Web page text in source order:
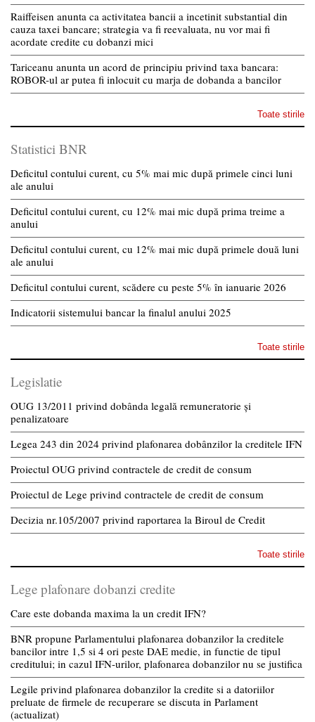
Raiffeisen anunta ca activitatea bancii a incetinit substantial din
cauza taxei bancare; strategia va fi reevaluata, nu vor mai fi
acordate credite cu dobanzi mici
Tariceanu anunta un acord de principiu privind taxa bancara:
ROBOR-ul ar putea fi inlocuit cu marja de dobanda a bancilor
Toate stirile
Statistici BNR
Deficitul contului curent, cu 5% mai mic după primele cinci luni
ale anului
Deficitul contului curent, cu 12% mai mic după prima treime a
anului
Deficitul contului curent, cu 12% mai mic după primele două luni
ale anului
Deficitul contului curent, scădere cu peste 5% în ianuarie 2026
Indicatorii sistemului bancar la finalul anului 2025
Toate stirile
Legislatie
OUG 13/2011 privind dobânda legală remuneratorie și
penalizatoare
Legea 243 din 2024 privind plafonarea dobânzilor la creditele IFN
Proiectul OUG privind contractele de credit de consum
Proiectul de Lege privind contractele de credit de consum
Decizia nr.105/2007 privind raportarea la Biroul de Credit
Toate stirile
Lege plafonare dobanzi credite
Care este dobanda maxima la un credit IFN?
BNR propune Parlamentului plafonarea dobanzilor la creditele
bancilor intre 1,5 si 4 ori peste DAE medie, in functie de tipul
creditului; in cazul IFN-urilor, plafonarea dobanzilor nu se justifica
Legile privind plafonarea dobanzilor la credite si a datoriilor
preluate de firmele de recuperare se discuta in Parlament
(actualizat)